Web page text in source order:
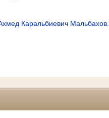
Каральбиевич Мальбахов.